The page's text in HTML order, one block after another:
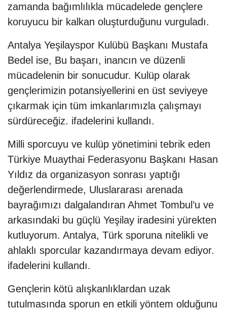
zamanda bağımlılıkla mücadelede gençlere
koruyucu bir kalkan oluşturduğunu vurguladı.
Antalya Yeşilayspor Kulübü Başkanı Mustafa
Bedel ise, Bu başarı, inancın ve düzenli
mücadelenin bir sonucudur. Kulüp olarak
gençlerimizin potansiyellerini en üst seviyeye
çıkarmak için tüm imkanlarımızla çalışmayı
sürdüreceğiz. ifadelerini kullandı.
Milli sporcuyu ve kulüp yönetimini tebrik eden
Türkiye Muaythai Federasyonu Başkanı Hasan
Yıldız da organizasyon sonrası yaptığı
değerlendirmede, Uluslararası arenada
bayrağımızı dalgalandıran Ahmet Tombul’u ve
arkasındaki bu güçlü Yeşilay iradesini yürekten
kutluyorum. Antalya, Türk sporuna nitelikli ve
ahlaklı sporcular kazandırmaya devam ediyor.
ifadelerini kullandı.
Gençlerin kötü alışkanlıklardan uzak
tutulmasında sporun en etkili yöntem olduğunu